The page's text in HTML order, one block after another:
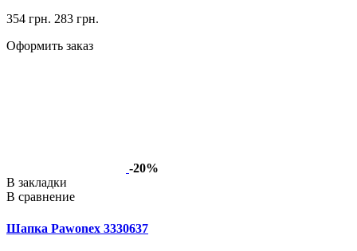
354 грн. 283 грн.
Оформить заказ
-20%
В закладки
В сравнение
Шапка Pawonex 3330637